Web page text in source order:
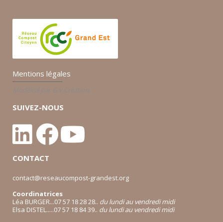
Mentions légales
Modélisé par G.V.Création
SUIVEZ-NOUS
CONTACT
contact@reseaucompost-grandest.org
Coordinatrices
Léa BURGER...07 57 18 28 28.. du lundi au vendredi midi
Elsa DISTEL.....07 57 18 84 39.. du lundi au vendredi midi